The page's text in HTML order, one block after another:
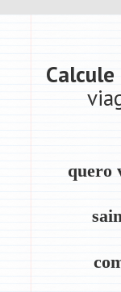
Calcule
quero